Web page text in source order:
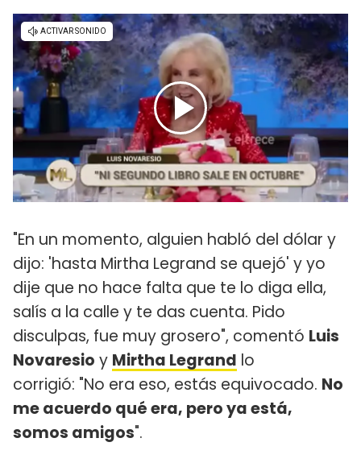
"En un momento, alguien habló del dólar y
dijo: 'hasta Mirtha Legrand se quejó' y yo
dije que no hace falta que te lo diga ella,
salís a la calle y te das cuenta. Pido
disculpas, fue muy grosero", comentó Luis
Novaresio y Mirtha Legrand lo
corrigió: "No era eso, estás equivocado. No
me acuerdo qué era, pero ya está,
somos amigos".